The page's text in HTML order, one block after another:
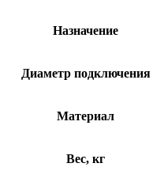
Назначение
Диаметр подключения
Материал
Вес, кг